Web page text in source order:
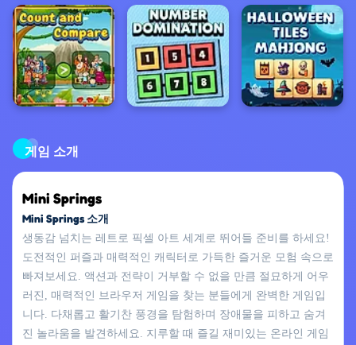
게임 소개
Mini Springs
Mini Springs 소개
생동감 넘치는 레트로 픽셀 아트 세계로 뛰어들 준비를 하세요!
도전적인 퍼즐과 매력적인 캐릭터로 가득한 즐거운 모험 속으로
빠져보세요. 액션과 전략이 거부할 수 없을 만큼 절묘하게 어우
러진, 매력적인 브라우저 게임을 찾는 분들에게 완벽한 게임입
니다. 다채롭고 활기찬 풍경을 탐험하며 장애물을 피하고 숨겨
진 놀라움을 발견하세요. 지루할 때 즐길 재미있는 온라인 게임